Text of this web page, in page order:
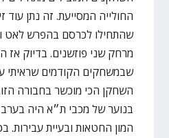
החולייה המסייעת. זה נתן עוד
שהתחילו לכרסם בהפרש לאט
מרחק שני פוזשנים. בדיוק אז
שבמשחקים הקודמים שראיתי
בנוער של מכבי ת״א היה
המון החטאות ובעיית עבירות.